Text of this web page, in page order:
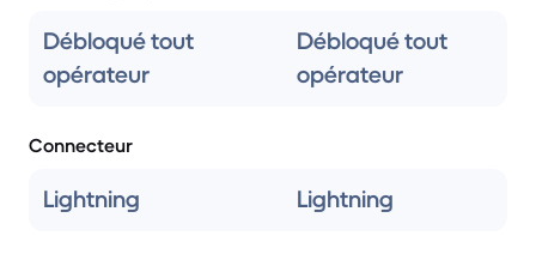
Débloqué tout
opérateur
Débloqué tout
opérateur
Connecteur
Lightning Lightning